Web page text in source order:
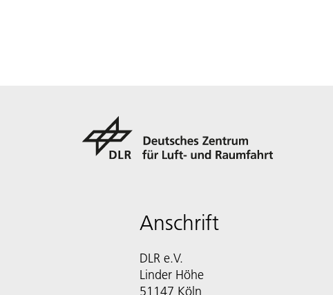
Anschrift
DLR e.V.
Linder Höhe
51147 Köln